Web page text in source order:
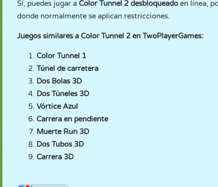
Sí, puedes jugar a Color Tunnel 2 desbloqueado en línea,
donde normalmente se aplican restricciones.
Juegos similares a Color Tunnel 2 en TwoPlayerGames:
Color Tunnel 1
Túnel de carretera
Dos Bolas 3D
Dos Túneles 3D
Vórtice Azul
Carrera en pendiente
Muerte Run 3D
Dos Tubos 3D
Carrera 3D